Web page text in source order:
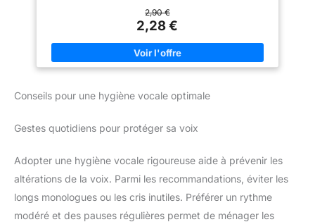
PLANTES & SANS JAMAIS
D'AROMES AJOUTES : Récolte
raisonnée avec nos maîtres
s'épanouissent pleinement pour
VARIÉTÉ DE RECETTES : Des
favoriser le sommeil, faciliter la
digestion, se détoxifier ou
simplement se détendre avec
des mélanges de plantes
soigneusement élaborés
SACHETS PRATIQUES ET
bio est fabriquée sans OGM ni composants artificiels à partir
d'ingrédients et d'arômes naturels issus de l'agriculture
biologique. Une recette naturelle pour un goût exceptionnel LA
GAMME CLIPPER INFUSION : La gamme d'infusions Clipper se
compose de recettes originales qui se déclinent dans un large
éventail de saveurs et variétés : classiques, gourmandes,
l'eau et laissez-la refroidir une minute avant de la verser sur le
respect de la planète et des producteurs, les produits Clipper
2,90 €
2,28 €
Conseils pour une hygiène vocale optimale
Gestes quotidiens pour protéger sa voix
Adopter une hygiène vocale rigoureuse aide à prévenir les
altérations de la voix. Parmi les recommandations, éviter les
longs monologues ou les cris inutiles. Préférer un rythme
modéré et des pauses régulières permet de ménager les